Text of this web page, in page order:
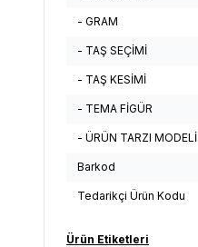
- GRAM
- TAŞ SEÇİMİ
- TAŞ KESİMİ
- TEMA FİGÜR
- ÜRÜN TARZI MODELİ
Barkod
Tedarikçi Ürün Kodu
Ürün Etiketleri